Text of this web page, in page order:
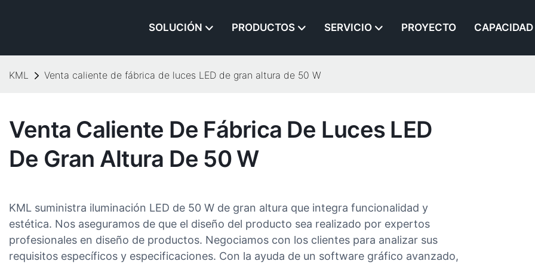
SOLUCIÓN PRODUCTOS SERVICIO PROYECTO CAPACIDAD
KML Venta caliente de fábrica de luces LED de gran altura de 50 W
Venta Caliente De Fábrica De Luces LED
De Gran Altura De 50 W
KML suministra iluminación LED de 50 W de gran altura que integra funcionalidad y
estética. Nos aseguramos de que el diseño del producto sea realizado por expertos
profesionales en diseño de productos. Negociamos con los clientes para analizar sus
requisitos específicos y especificaciones. Con la ayuda de un software gráfico avanzado,